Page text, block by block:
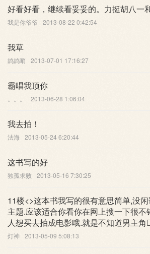
好看好看，继续看妥妥的。力挺胡八一
我是你爷爷 2013-08-22 0:42:54
我草
鸪鸪哨 2013-07-01 17:16:27
霸唱我顶你
2013-06-28 1:06:04
我去拍！
法海 2013-05-24 6:20:44
这书写的好
独孤求败 2013-05-16 7:30:25
11楼<>这本书我写的很有意思简单,没
主题.应该适合你看你在网上搜一下很不
人想买去拍成电影哦.就是不知道男主
灯神 2013-05-09 5:08:13